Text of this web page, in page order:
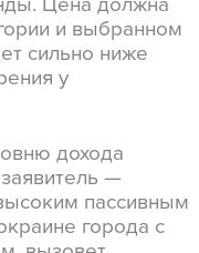
и выбранном
сильно ниже
у
дохода
—
пассивным
города с